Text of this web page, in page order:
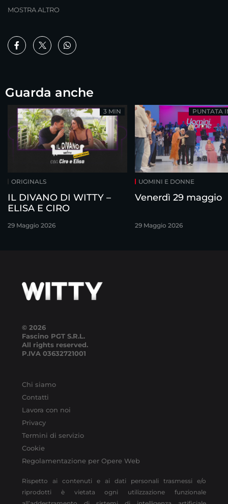
MOSTRA ALTRO
Guarda anche
ORIGINALS
IL DIVANO DI WITTY –
ELISA E CIRO
29 Maggio 2026
3 MIN
UOMINI E DONNE
Venerdì 29 maggio
29 Maggio 2026
PUNTATA
© 2026
Fascino PGT S.R.L.
All rights reserved.
P.IVA 03632721001
Chi siamo
Contatti
Lavora con noi
Privacy
Termini di servizio
Cookie
Regolamentazione per Opere Web
Rispetto ai contenuti e ai dati personali trasmessi e/o
riprodotti è vietata ogni utilizzazione funzionale